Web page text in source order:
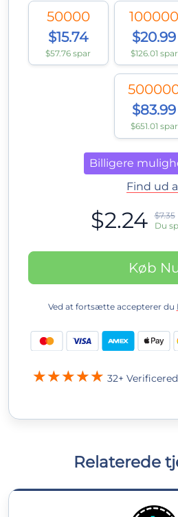
50000
$15.74
$57.76 spar
100000
$20.99
$126.01 spar
$83.99
$651.01 spar
Billigere
Find ud
$2.24
$7.35
Du
Køb
Ved at fortsætte accepterer du
32+
Relaterede